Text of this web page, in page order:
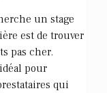
un stage
est de trouver
pas cher.
pour
qui